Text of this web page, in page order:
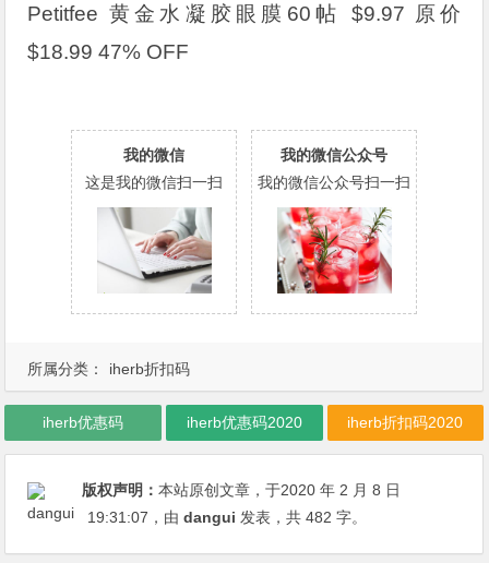
所属分类： iherb折扣码
Petitfee 黄金水凝胶眼膜60帖 $9.97 原价
$18.99 47% OFF
我的微信
这是我的微信扫一扫
我的微信公众号
我的微信公众号扫一扫
iherb优惠码 iherb优惠码2020 iherb折扣码2020
版权声明：本站原创文章，于2020 年 2 月 8 日
19:31:07 ，由dangui 发表，共 482 字。